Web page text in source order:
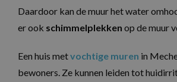
Daardoor kan de muur het water
er ook schimmelplekken op de muur
Een huis metvochtige muren in
bewoners. Ze kunnen leiden tot